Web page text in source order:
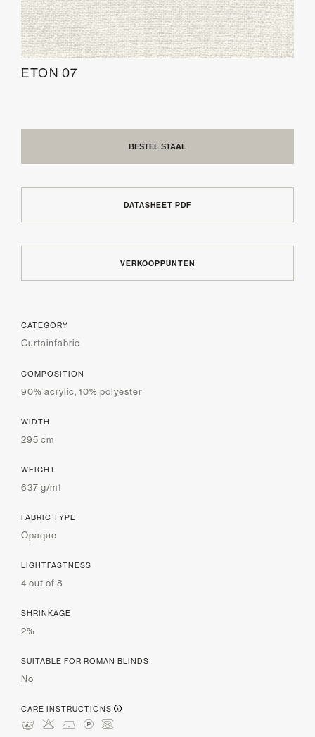
ETON 07
BESTEL STAAL
DATASHEET PDF
VERKOOPPUNTEN
CATEGORY
Curtainfabric
COMPOSITION
90% acrylic, 10% polyester
WIDTH
295 cm
WEIGHT
637 g/m1
FABRIC TYPE
Opaque
LIGHTFASTNESS
4 out of 8
SHRINKAGE
2%
SUITABLE FOR ROMAN BLINDS
No
CARE INSTRUCTIONS
mHDLU